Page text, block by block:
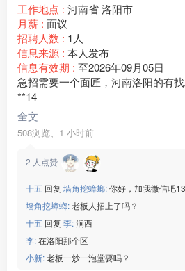
工作地点 : 河南省 洛阳市
月薪 : 面议
招聘人数 : 1人
信息来源 : 本人发布
信息有效期 : 至2026年09月05日
急招需要一个面匠，河南洛阳的有
**14
全文
508浏览、 1 小时前
2 人点赞
十五 回复 墙角挖蟑螂:你好，加我微信吧
墙角挖蟑螂:老板人招上了吗？
十五 回复 李:涧西
李:在洛阳那个区
小新:老板一炒一泡堂要吗？